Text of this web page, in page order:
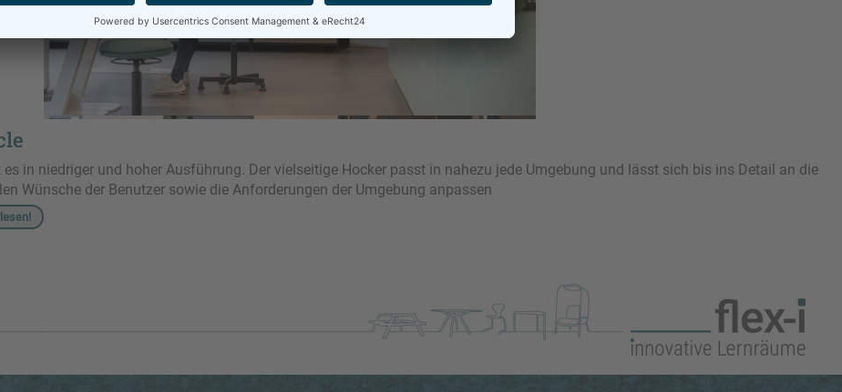
es in niedriger und hoher Ausführung. Der vielseitige Hocker passt in nahezu jede Umgebung und lässt sich bis ins Detail an die
Wünsche der Benutzer sowie die Anforderungen der Umgebung anpassen